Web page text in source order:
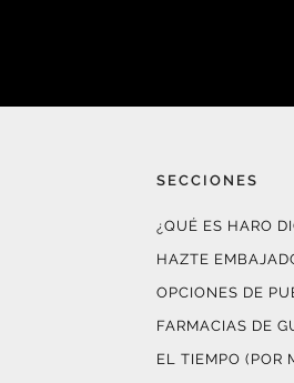
SECCIONES
¿QUÉ ES HARO
HAZTE
OPCIONES DE
FARMACIAS DE
EL TIEMPO (POR